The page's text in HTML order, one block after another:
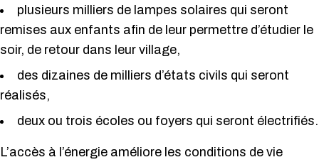
plusieurs milliers de lampes solaires qui seront
remises aux enfants afin de leur permettre d’étudier le
soir, de retour dans leur village,
des dizaines de milliers d’états civils qui seront
réalisés,
deux ou trois écoles ou foyers qui seront électrifiés.
L’accès à l’énergie améliore les conditions de vie